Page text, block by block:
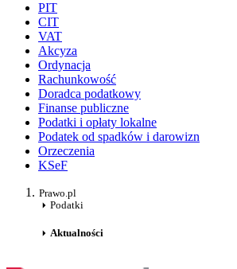
PIT
CIT
VAT
Akcyza
Ordynacja
Rachunkowość
Doradca podatkowy
Finanse publiczne
Podatki i opłaty lokalne
Podatek od spadków i darowizn
Orzeczenia
KSeF
Prawo.pl
Podatki
Aktualności